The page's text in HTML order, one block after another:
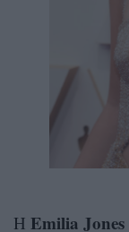
Η Emilia Jones